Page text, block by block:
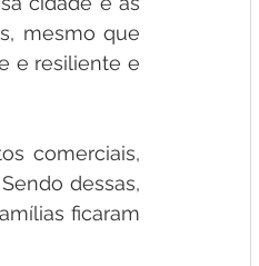
mesmo que
e resiliente e
comerciais,
dessas,
ficaram